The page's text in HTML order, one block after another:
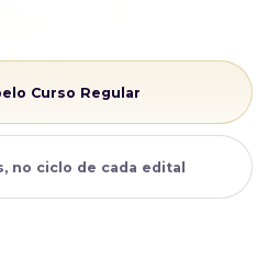
Curso Regular
no ciclo de cada edital